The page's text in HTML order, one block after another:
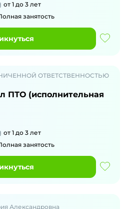
от 1 до 3 лет
занятость
ОТВЕТСТВЕННОСТЬЮ
ПТО (исполнительная
от 1 до 3 лет
занятость
Александровна